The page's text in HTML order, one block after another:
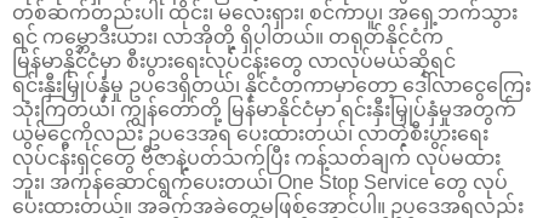
တစ်ဆက်တည်းပါ၊ ထိုင်း၊ မလေးရှား၊ စင်ကာပူ၊ အရှေ့ဘက်သွား
ရင် ကမ္ဘောဒီးယား၊ လာအိုတို့ ရှိပါတယ်။ တရုတ်နိုင်ငံက
မြန်မာနိုင်ငံမှာ စီးပွားရေးလုပ်ငန်းတွေ လာလုပ်မယ်ဆိုရင်
ရင်းနှီးမြှုပ်နှံမှု ဥပဒေရှိတယ်၊ နိုင်ငံတကာမှာတော့ ဒေါ်လာငွေကြေး
သုံးကြတယ်၊ ကျွန်တော်တို့ မြန်မာနိုင်ငံမှာ ရင်းနှီးမြှုပ်နှံမှုအတွက်
ယွမ်ငွေကိုလည်း ဥပဒေအရ ပေးထားတယ်၊ လာတဲ့စီးပွားရေး
လုပ်ငန်းရှင်တွေ ဗီဇာနဲ့ပတ်သက်ပြီး ကန့်သတ်ချက် လုပ်မထား
ဘူး၊ အကုန်ဆောင်ရွက်ပေးတယ်၊ One Stop Service တွေ လုပ်
ပေးထားတယ်။ အခက်အခဲတွေမဖြစ်အောင်ပါ။ ဥပဒေအရလည်း